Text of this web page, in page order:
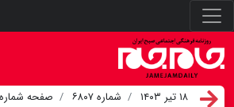
۱۸ تیر ۱۴۰۳ شماره ۶۸۰۷ صفحه شماره ۳